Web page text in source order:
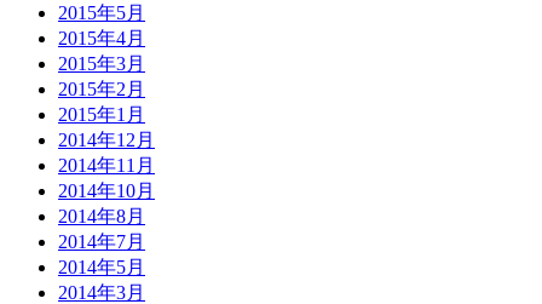
2015年5月
2015年4月
2015年3月
2015年2月
2015年1月
2014年12月
2014年11月
2014年10月
2014年8月
2014年7月
2014年5月
2014年3月